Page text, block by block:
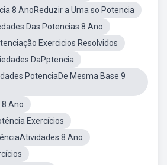
8 AnoReduzir a Uma so Potencia
Das Potencias 8 Ano
Exercicios Resolvidos
DaPptencia
PotenciaDe Mesma Base 9
8 Ano
Exercícios
8 Ano